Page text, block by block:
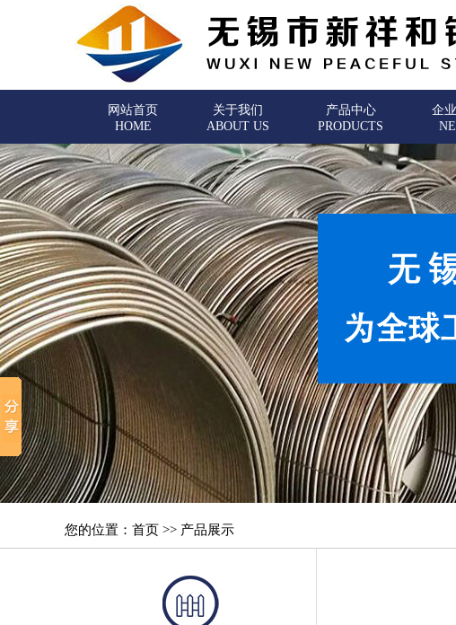
网站首页
HOME
关于我们
ABOUT US
产品中心
PRODUCTS
企
您的位置：首页 >> 产品展示